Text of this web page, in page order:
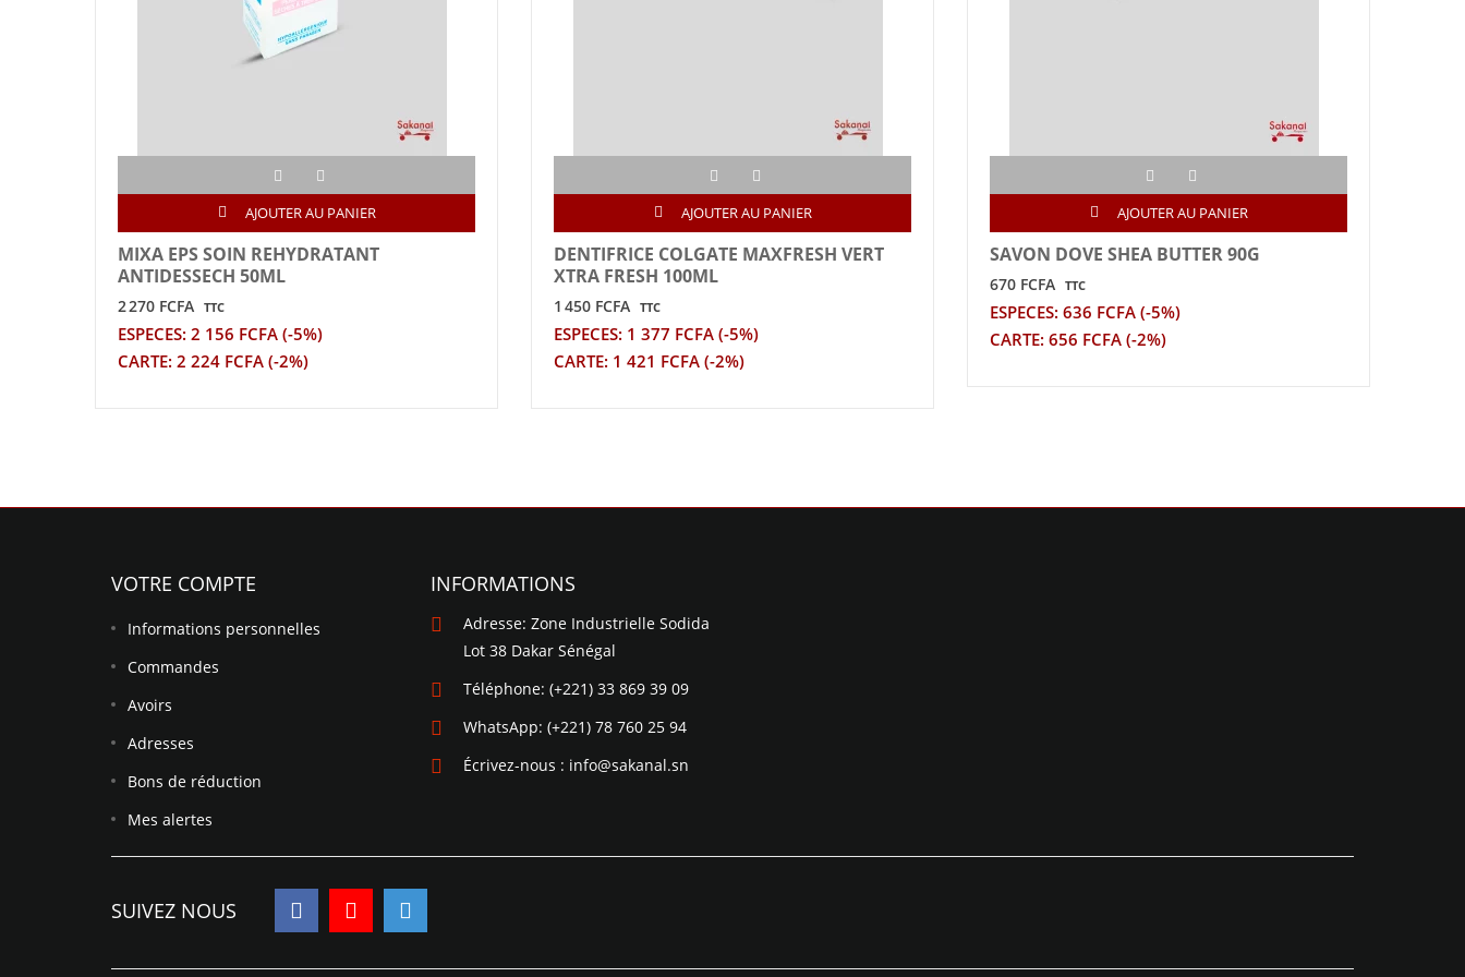
AJOUTER AU PANIER
MIXA EPS SOIN REHYDRATANT
ANTIDESSECH 50ML
2 270 FCFA TTC
ESPECES: 2 156 FCFA (-5%)
CARTE: 2 224 FCFA (-2%)
AJOUTER AU PANIER
DENTIFRICE COLGATE MAXFRESH VERT
XTRA FRESH 100ML
1 450 FCFA TTC
ESPECES: 1 377 FCFA (-5%)
CARTE: 1 421 FCFA (-2%)
AJOUTER AU PANIER
SAVON DOVE SHEA BUTTER 90G
670 FCFA TTC
ESPECES: 636 FCFA (-5%)
CARTE: 656 FCFA (-2%)
VOTRE COMPTE
Informations personnelles
Commandes
Avoirs
Adresses
Bons de réduction
Mes alertes
INFORMATIONS
Adresse: Zone Industrielle Sodida
Lot 38 Dakar Sénégal
Téléphone: (+221) 33 869 39 09
WhatsApp: (+221) 78 760 25 94
Écrivez-nous : info@sakanal.sn
SUIVEZ NOUS